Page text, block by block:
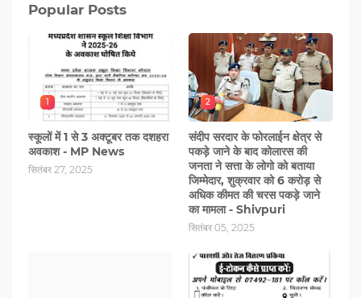
Popular Posts
1
स्कूलों में 1 से 3 अक्टूबर तक दशहरा
अवकाश - MP News
सितंबर 27, 2025
2
संदीप सरदार के फोरलाईन क्षेत्र से
पकड़े जाने के बाद कोलारस की
जनता ने सत्ता के लोगो को बताया
जिम्मेदार, शुक्रवार को 6 करोड़ से
अधिक कीमत की चरस पकड़े जाने
का मामला - Shivpuri
सितंबर 05, 2025